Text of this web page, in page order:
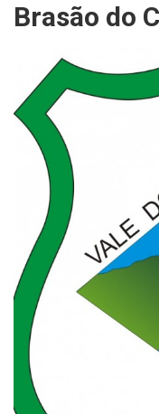
Brasão do